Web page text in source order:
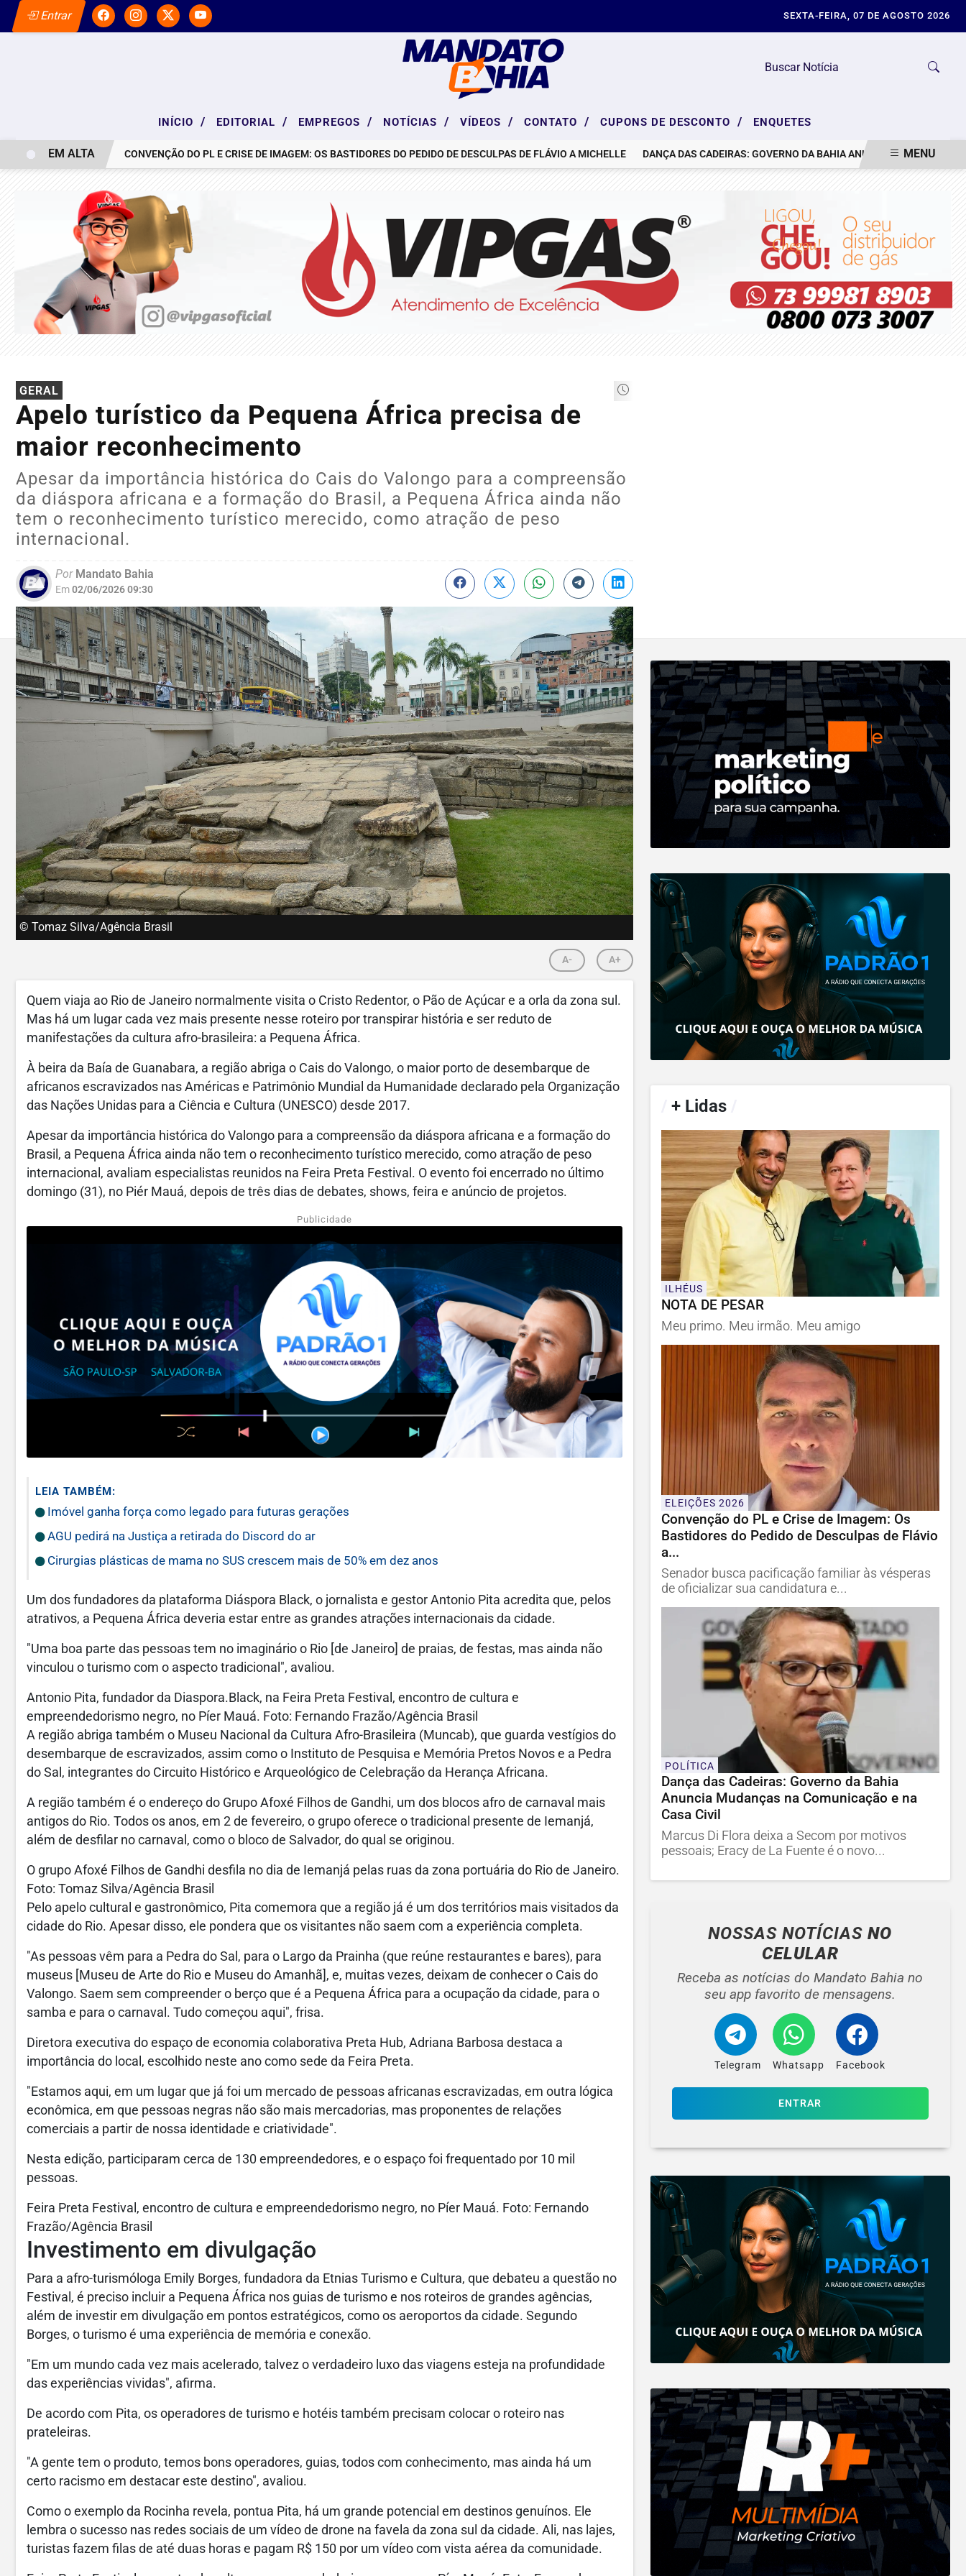
Entrar SEXTA-FEIRA, 07 DE AGOSTO 2026
INÍCIO / EDITORIAL / EMPREGOS / NOTÍCIAS / VÍDEOS / CONTATO / CUPONS DE DESCONTO / ENQUETES
DE PESAR CONVENÇÃO DO PL E CRISE DE IMAGEM: OS BASTIDORES DO PEDIDO DE DESCULPAS DE FLÁVIO A MICHELLE DANÇA DAS CADEIRAS: GOVERNO DA BAHIA ANUNCIA MUDANÇAS NA
EM ALTA MENU
GERAL
Apelo turístico da Pequena África precisa de
maior reconhecimento
Apesar da importância histórica do Cais do Valongo para a compreensão
da diáspora africana e a formação do Brasil, a Pequena África ainda não
tem o reconhecimento turístico merecido, como atração de peso
internacional.
PorMandato Bahia
Em02/06/2026 09:30
© Tomaz Silva/Agência Brasil
A- A+
Quem viaja ao Rio de Janeiro normalmente visita o Cristo Redentor, o Pão de Açúcar e a orla da zona sul.
Mas há um lugar cada vez mais presente nesse roteiro por transpirar história e ser reduto de
manifestações da cultura afro-brasileira: a Pequena África.
À beira da Baía de Guanabara, a região abriga o Cais do Valongo, o maior porto de desembarque de
africanos escravizados nas Américas e Patrimônio Mundial da Humanidade declarado pela Organização
das Nações Unidas para a Ciência e Cultura (UNESCO) desde 2017.
Apesar da importância histórica do Valongo para a compreensão da diáspora africana e a formação do
Brasil, a Pequena África ainda não tem o reconhecimento turístico merecido, como atração de peso
internacional, avaliam especialistas reunidos na Feira Preta Festival. O evento foi encerrado no último
domingo (31), no Piér Mauá, depois de três dias de debates, shows, feira e anúncio de projetos.
Publicidade
LEIA TAMBÉM:
Imóvel ganha força como legado para futuras gerações
AGU pedirá na Justiça a retirada do Discord do ar
Cirurgias plásticas de mama no SUS crescem mais de 50% em dez anos
Um dos fundadores da plataforma Diáspora Black, o jornalista e gestor Antonio Pita acredita que, pelos
atrativos, a Pequena África deveria estar entre as grandes atrações internacionais da cidade.
"Uma boa parte das pessoas tem no imaginário o Rio [de Janeiro] de praias, de festas, mas ainda não
vinculou o turismo com o aspecto tradicional", avaliou.
Antonio Pita, fundador da Diaspora.Black, na Feira Preta Festival, encontro de cultura e
empreendedorismo negro, no Píer Mauá. Foto: Fernando Frazão/Agência Brasil
A região abriga também o Museu Nacional da Cultura Afro-Brasileira (Muncab), que guarda vestígios do
desembarque de escravizados, assim como o Instituto de Pesquisa e Memória Pretos Novos e a Pedra
do Sal, integrantes do Circuito Histórico e Arqueológico de Celebração da Herança Africana.
A região também é o endereço do Grupo Afoxé Filhos de Gandhi, um dos blocos afro de carnaval mais
antigos do Rio. Todos os anos, em 2 de fevereiro, o grupo oferece o tradicional presente de Iemanjá,
além de desfilar no carnaval, como o bloco de Salvador, do qual se originou.
O grupo Afoxé Filhos de Gandhi desfila no dia de Iemanjá pelas ruas da zona portuária do Rio de Janeiro.
Foto: Tomaz Silva/Agência Brasil
Pelo apelo cultural e gastronômico, Pita comemora que a região já é um dos territórios mais visitados da
cidade do Rio. Apesar disso, ele pondera que os visitantes não saem com a experiência completa.
"As pessoas vêm para a Pedra do Sal, para o Largo da Prainha (que reúne restaurantes e bares), para
museus [Museu de Arte do Rio e Museu do Amanhã], e, muitas vezes, deixam de conhecer o Cais do
Valongo. Saem sem compreender o berço que é a Pequena África para a ocupação da cidade, para o
samba e para o carnaval. Tudo começou aqui", frisa.
Diretora executiva do espaço de economia colaborativa Preta Hub, Adriana Barbosa destaca a
importância do local, escolhido neste ano como sede da Feira Preta.
"Estamos aqui, em um lugar que já foi um mercado de pessoas africanas escravizadas, em outra lógica
econômica, em que pessoas negras não são mais mercadorias, mas proponentes de relações
comerciais a partir de nossa identidade e criatividade".
Nesta edição, participaram cerca de 130 empreendedores, e o espaço foi frequentado por 10 mil
pessoas.
Feira Preta Festival, encontro de cultura e empreendedorismo negro, no Píer Mauá. Foto: Fernando
Frazão/Agência Brasil
Investimento em divulgação
Para a afro-turismóloga Emily Borges, fundadora da Etnias Turismo e Cultura, que debateu a questão no
Festival, é preciso incluir a Pequena África nos guias de turismo e nos roteiros de grandes agências,
além de investir em divulgação em pontos estratégicos, como os aeroportos da cidade. Segundo
Borges, o turismo é uma experiência de memória e conexão.
"Em um mundo cada vez mais acelerado, talvez o verdadeiro luxo das viagens esteja na profundidade
das experiências vividas", afirma.
De acordo com Pita, os operadores de turismo e hotéis também precisam colocar o roteiro nas
prateleiras.
"A gente tem o produto, temos bons operadores, guias, todos com conhecimento, mas ainda há um
certo racismo em destacar este destino", avaliou.
Como o exemplo da Rocinha revela, pontua Pita, há um grande potencial em destinos genuínos. Ele
lembra o sucesso nas redes sociais de um vídeo de drone na favela da zona sul da cidade. Ali, nas lajes,
turistas fazem filas de até duas horas e pagam R$ 150 por um vídeo com vista aérea da comunidade.
+ Lidas
ILHÉUS
NOTA DE PESAR
Meu primo. Meu irmão. Meu amigo
ELEIÇÕES 2026
Convenção do PL e Crise de Imagem: Os
Bastidores do Pedido de Desculpas de Flávio
a...
Senador busca pacificação familiar às vésperas
de oficializar sua candidatura e...
POLÍTICA
Dança das Cadeiras: Governo da Bahia
Anuncia Mudanças na Comunicação e na
Casa Civil
Marcus Di Flora deixa a Secom por motivos
pessoais; Eracy de La Fuente é o novo...
NOSSAS NOTÍCIASNO
CELULAR
Receba as notícias do Mandato Bahia no
seu app favorito de mensagens.
Telegram Whatsapp Facebook
ENTRAR